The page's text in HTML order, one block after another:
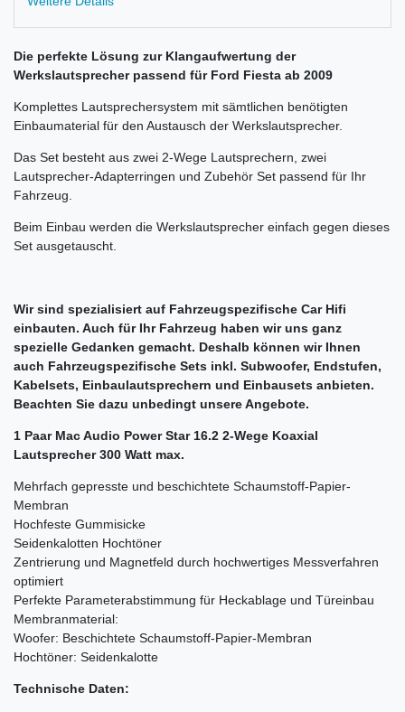
Die perfekte Lösung zur Klangaufwertung der
Werkslautsprecher passend für Ford Fiesta ab 2009
Komplettes Lautsprechersystem mit sämtlichen benötigten
Einbaumaterial für den Austausch der Werkslautsprecher.
Das Set besteht aus zwei 2-Wege Lautsprechern, zwei
Lautsprecher-Adapterringen und Zubehör Set passend für Ihr
Fahrzeug.
Beim Einbau werden die Werkslautsprecher einfach gegen dieses
Set ausgetauscht.
Wir sind spezialisiert auf Fahrzeugspezifische Car Hifi
einbauten. Auch für Ihr Fahrzeug haben wir uns ganz
spezielle Gedanken gemacht. Deshalb können wir Ihnen
auch Fahrzeugspezifische Sets inkl. Subwoofer, Endstufen,
Kabelsets, Einbaulautsprechern und Einbausets anbieten.
Beachten Sie dazu unbedingt unsere Angebote.
1 Paar Mac Audio Power Star 16.2 2-Wege Koaxial
Lautsprecher 300 Watt max.
Mehrfach gepresste und beschichtete Schaumstoff-Papier-
Membran
Hochfeste Gummisicke
Seidenkalotten Hochtöner
Zentrierung und Magnetfeld durch hochwertiges Messverfahren
optimiert
Perfekte Parameterabstimmung für Heckablage und Türeinbau
Membranmaterial:
Woofer: Beschichtete Schaumstoff-Papier-Membran
Hochtöner: Seidenkalotte
Technische Daten: